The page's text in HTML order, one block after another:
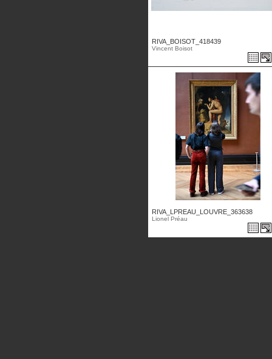
RIVA_BOISOT_418439
Vincent Boisot
RIVA_LPREAU_LOUVRE_363638
Lionel Préau